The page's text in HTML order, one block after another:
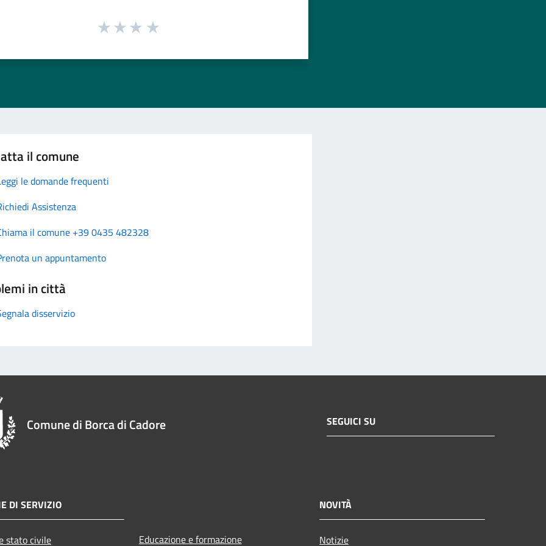
il comune
le domande frequenti
Assistenza
il comune +39 0435 482328
un appuntamento
in città
disservizio
Comune di Borca di Cadore SEGUICI SU
DI SERVIZIO
stato civile Educazione e formazione
NOVITÀ
Notizie